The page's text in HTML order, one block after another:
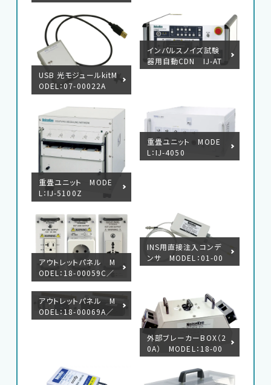
USB 光モジュールkitM
ODEL：07-00022A
インパルスノイズ試験
器用自動CDN IJ-AT
450
重畳ユニット MODE
L：IJ-5100Z
重畳ユニット MODE
L：IJ-4050
アウトレットパネル M
ODEL：18-00059C／
60B／84A
INS用直接注入コンデ
ンサ MODEL：01-00
047A
アウトレットパネル M
ODEL：18-00069A／
71A
外部ブレーカーBOX（2
0A） MODEL：18-00
072A ／ （50A） MO
DEL：18-00073A